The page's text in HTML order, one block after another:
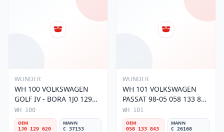
WUNDER
WH 100 VOLKSWAGEN
GOLF IV - BORA 1J0 129
620 Hava Filtresi
WH 100
OEM
1J0 129 620
MANN
C 37153
WUNDER
WH 101 VOLKSWAGEN
PASSAT 98-05 058 133 843
Hava Filtresi
WH 101
OEM
058 133 843
MANN
C 26168